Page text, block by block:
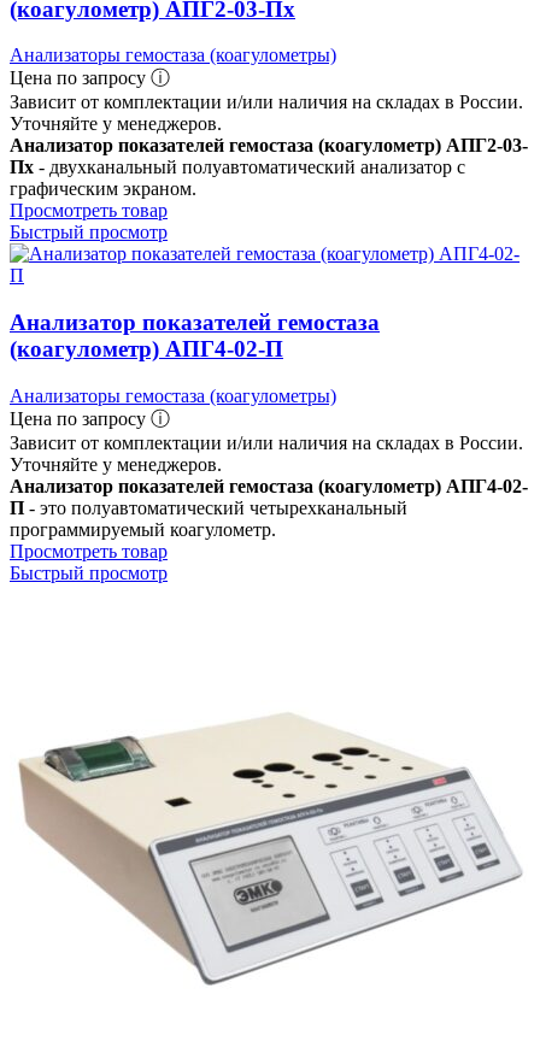
(коагулометр) АПГ2-03-Пх
Анализаторы гемостаза (коагулометры)
Цена по запросу ⓘ
Зависит от комплектации и/или наличия на складах в России.
Уточняйте у менеджеров.
Анализатор показателей гемостаза (коагулометр) АПГ2-03-
Пх - двухканальный полуавтоматический анализатор с
графическим экраном.
Просмотреть товар
Быстрый просмотр
Анализатор показателей гемостаза
(коагулометр) АПГ4-02-П
Анализаторы гемостаза (коагулометры)
Цена по запросу ⓘ
Зависит от комплектации и/или наличия на складах в России.
Уточняйте у менеджеров.
Анализатор показателей гемостаза (коагулометр) АПГ4-02-
П - это полуавтоматический четырехканальный
программируемый коагулометр.
Просмотреть товар
Быстрый просмотр